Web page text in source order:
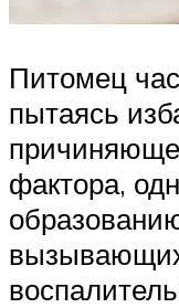
Питомец
пытаясь
фактора,